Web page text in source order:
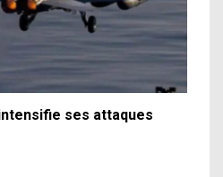
ses attaques